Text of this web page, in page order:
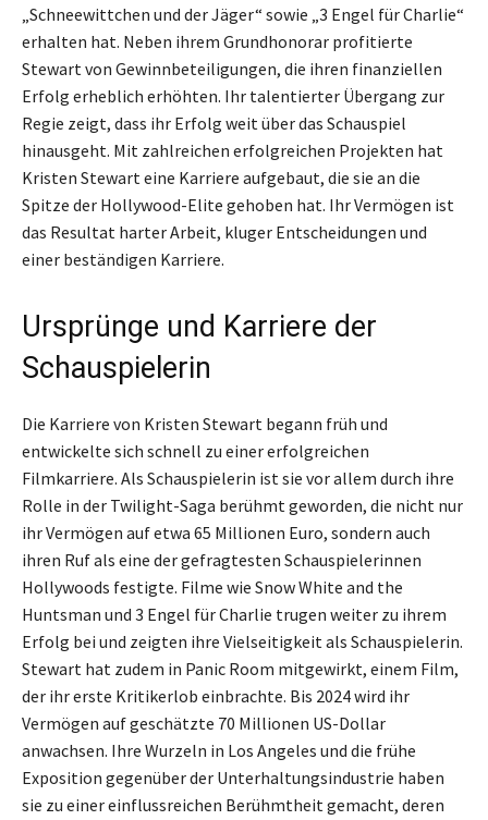
„Schneewittchen und der Jäger“ sowie „3 Engel für Charlie“
erhalten hat. Neben ihrem Grundhonorar profitierte
Stewart von Gewinnbeteiligungen, die ihren finanziellen
Erfolg erheblich erhöhten. Ihr talentierter Übergang zur
Regie zeigt, dass ihr Erfolg weit über das Schauspiel
hinausgeht. Mit zahlreichen erfolgreichen Projekten hat
Kristen Stewart eine Karriere aufgebaut, die sie an die
Spitze der Hollywood-Elite gehoben hat. Ihr Vermögen ist
das Resultat harter Arbeit, kluger Entscheidungen und
einer beständigen Karriere.
Ursprünge und Karriere der
Schauspielerin
Die Karriere von Kristen Stewart begann früh und
entwickelte sich schnell zu einer erfolgreichen
Filmkarriere. Als Schauspielerin ist sie vor allem durch ihre
Rolle in der Twilight-Saga berühmt geworden, die nicht nur
ihr Vermögen auf etwa 65 Millionen Euro, sondern auch
ihren Ruf als eine der gefragtesten Schauspielerinnen
Hollywoods festigte. Filme wie Snow White and the
Huntsman und 3 Engel für Charlie trugen weiter zu ihrem
Erfolg bei und zeigten ihre Vielseitigkeit als Schauspielerin.
Stewart hat zudem in Panic Room mitgewirkt, einem Film,
der ihr erste Kritikerlob einbrachte. Bis 2024 wird ihr
Vermögen auf geschätzte 70 Millionen US-Dollar
anwachsen. Ihre Wurzeln in Los Angeles und die frühe
Exposition gegenüber der Unterhaltungsindustrie haben
sie zu einer einflussreichen Berühmtheit gemacht, deren